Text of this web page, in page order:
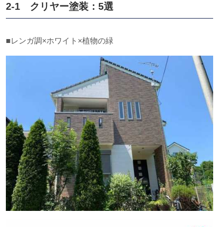
2-1 クリヤー塗装： 5選
■レンガ調×ホワイト×植物の緑